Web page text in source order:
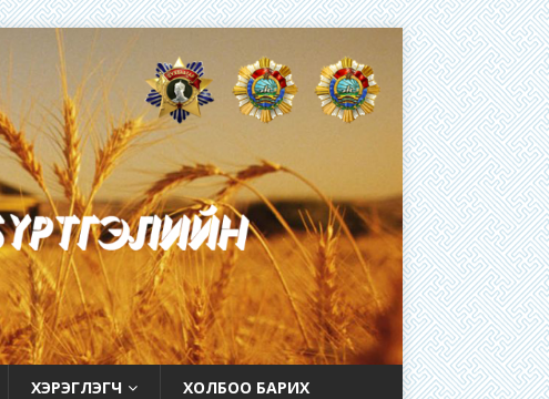
ХЭРЭГЛЭГЧ ХОЛБОО БАРИХ